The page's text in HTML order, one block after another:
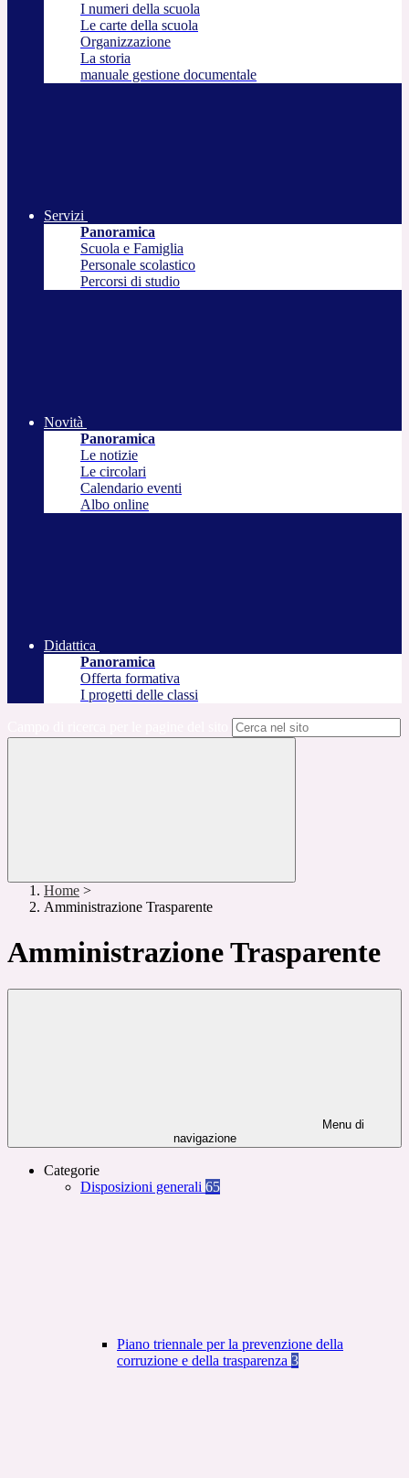
I numeri della scuola
Le carte della scuola
Organizzazione
La storia
manuale gestione documentale
Servizi
Panoramica
Scuola e Famiglia
Personale scolastico
Percorsi di studio
Novità
Panoramica
Le notizie
Le circolari
Calendario eventi
Albo online
Didattica
Panoramica
Offerta formativa
I progetti delle classi
Home >
Amministrazione Trasparente
Amministrazione Trasparente
Menu di
navigazione
Categorie
Disposizioni generali 65
Piano triennale per la prevenzione della
corruzione e della trasparenza 3